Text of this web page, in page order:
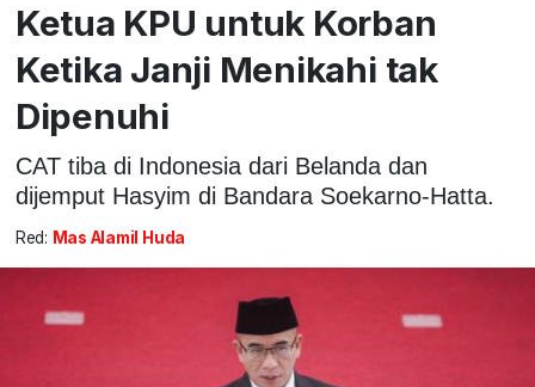
Ketua KPU untuk Korban
Ketika Janji Menikahi tak
Dipenuhi
CAT tiba di Indonesia dari Belanda dan
dijemput Hasyim di Bandara Soekarno-Hatta.
Red: Mas Alamil Huda